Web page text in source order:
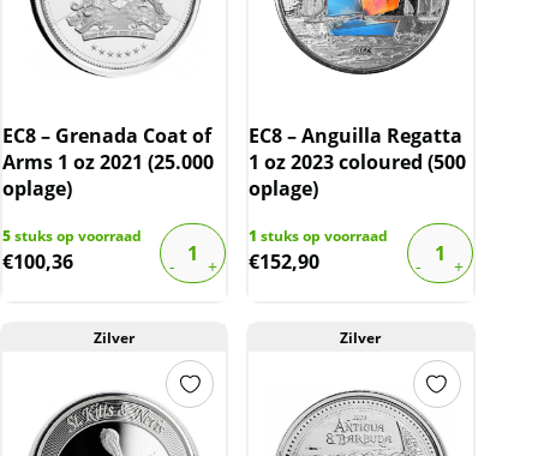
EC8 – Grenada Coat of
Arms 1 oz 2021 (25.000
oplage)
5stuks op voorraad
€100,36
EC8 – Anguilla Regatta
1 oz 2023 coloured (500
oplage)
1 stuks op voorraad
€152,90
Zilver Zilver